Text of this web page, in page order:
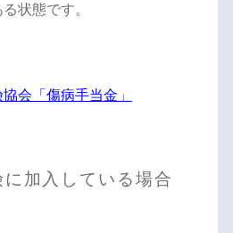
状態です。
会「傷病手当金」
加入している場合